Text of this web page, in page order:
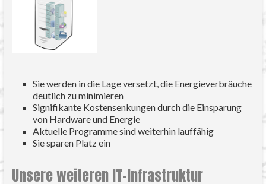
Sie werden in die Lage versetzt, die Energieverbräuche
deutlich zu minimieren
Signifikante Kostensenkungen durch die Einsparung
von Hardware und Energie
Aktuelle Programme sind weiterhin lauffähig
Sie sparen Platz ein
Unsere weiteren IT-Infrastruktur